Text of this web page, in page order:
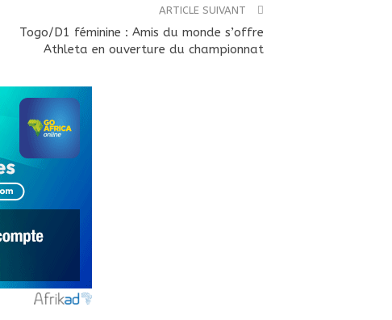
ARTICLE SUIVANT
Togo/D1 féminine : Amis du monde s’offre
Athleta en ouverture du championnat